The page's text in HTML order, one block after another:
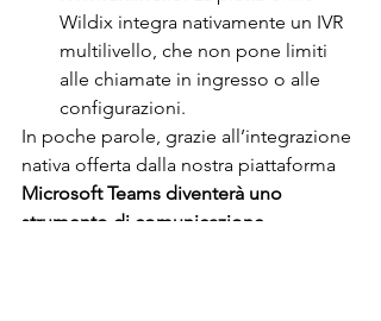
Wildix integra nativamente un IVR
multilivello, che non pone limiti
alle chiamate in ingresso o alle
configurazioni.
In poche parole, grazie all’integrazione
nativa offerta dalla nostra piattaforma
Microsoft Teams diventerà uno
strumento di comunicazione